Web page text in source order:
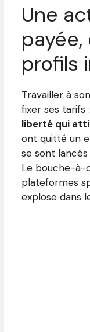
Une
profils
Travailler à
fixer ses tarifs :
liberté qui
ont quitté un
se sont
Le bouche-à-
plateformes
explose dans